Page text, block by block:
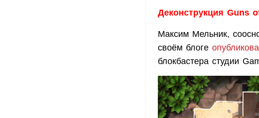
Деконструкция Guns
Максим Мельник,
своём блоге
блокбастера студии